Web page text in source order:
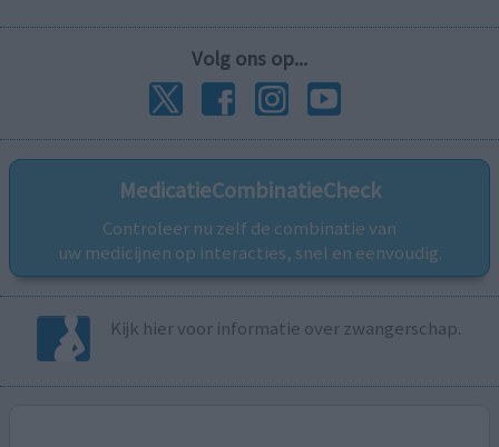
Volg ons op...
MedicatieCombinatieCheck
Controleer nu zelf de combinatie van
uw medicijnen op interacties, snel en eenvoudig.
Kijk hier voor informatie over zwangerschap.